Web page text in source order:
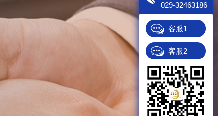
029-32463186
客服1
客服2